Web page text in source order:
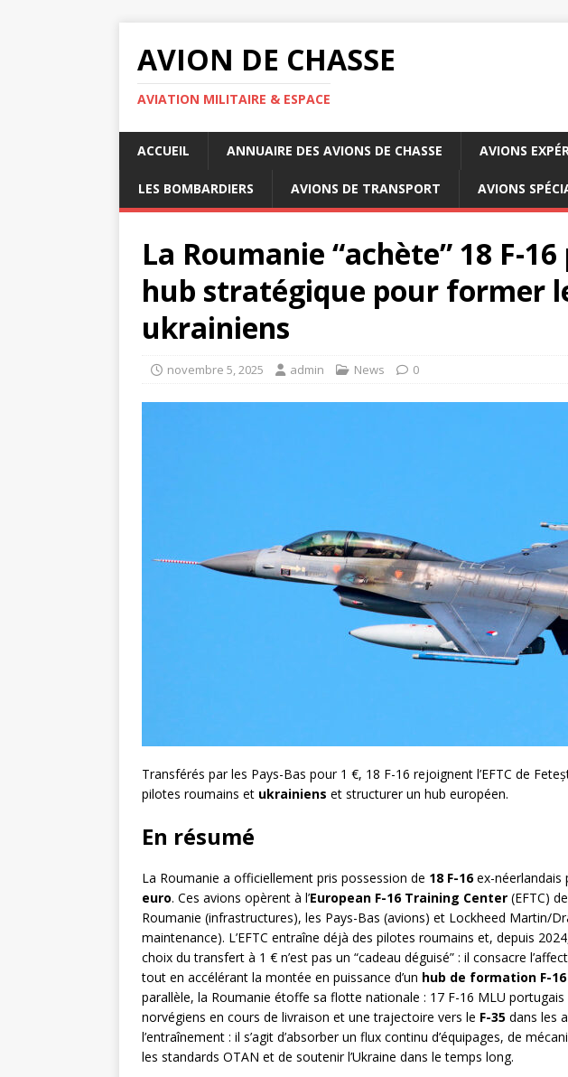
AVION DE CHASSE
AVIATION MILITAIRE & ESPACE
ACCUEIL ANNUAIRE DES AVIONS DE CHASSE AVIONS
LES BOMBARDIERS AVIONS DE TRANSPORT AVIONS
La Roumanie “achète” 18 F-
hub stratégique pour former
ukrainiens
novembre 5, 2025 admin News 0
Transférés par les Pays-Bas pour 1 €, 18 F-16 rejoignent l’EFTC de
pilotes roumains et ukrainiens et structurer un hub européen.
En résumé
La Roumanie a officiellement pris possession de 18 F-16ex-néerlandais
euro. Ces avions opèrent à l’European F-16 Training Center (EFTC) de
Roumanie (infrastructures), les Pays-Bas (avions) et Lockheed Martin/
maintenance). L’EFTC entraîne déjà des pilotes roumains et, depuis
choix du transfert à 1 € n’est pas un “cadeau déguisé” : il consacre
tout en accélérant la montée en puissance d’un hub de formation F-16
parallèle, la Roumanie étoffe sa flotte nationale : 17 F-16 MLU portugais
norvégiens en cours de livraison et une trajectoire vers le F-35 dans les
l’entraînement : il s’agit d’absorber un flux continu d’équipages, de
les standards OTAN et de soutenir l’Ukraine dans le temps long.